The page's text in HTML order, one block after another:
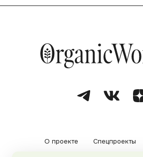
О проекте Спецпроекты